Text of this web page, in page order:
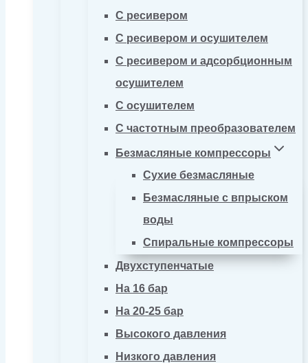
С ресивером
С ресивером и осушителем
С ресивером и адсорбционным
осушителем
С осушителем
С частотным преобразователем
Безмасляные компрессоры
Сухие безмасляные
Безмасляные с впрыском
воды
Спиральные компрессоры
Двухступенчатые
На 16 бар
На 20-25 бар
Высокого давления
Низкого давления